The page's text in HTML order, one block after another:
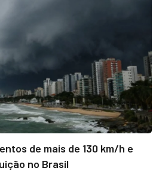
de mais de 130 km/h e
no Brasil